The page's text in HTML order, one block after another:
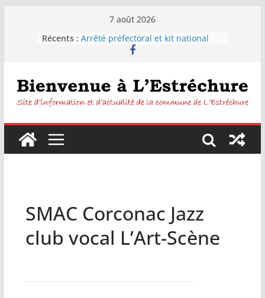
7 août 2026
Récents : Arrêté préfectoral et kit national
L’Estréchure.
L’Estréchure :Interdiction de boire
l’eau du robinet
Fête votive de L’Estréchure du 7 au
Corconac – L’estréchure mardi 4
SMAC Corconac Jazz
club vocal L’Art-Scène